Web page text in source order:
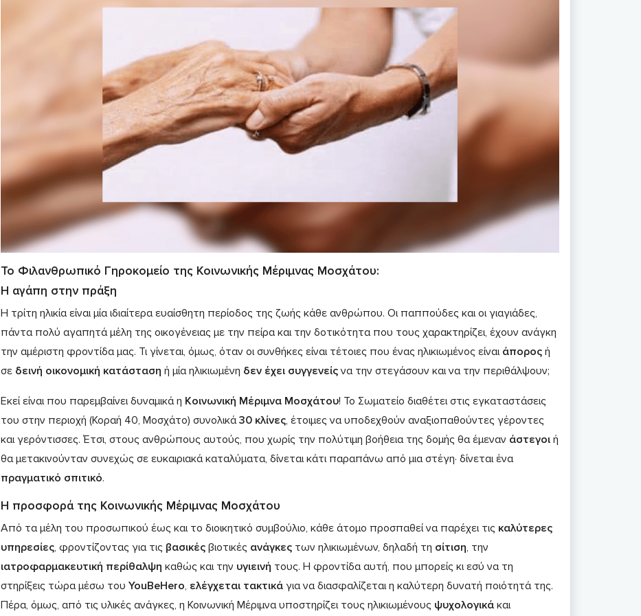
Το Φιλανθρωπικό Γηροκομείο της Κοινωνικής Μέριμνας Μοσχάτου:
H αγάπη στην πράξη
Η τρίτη ηλικία είναι μία ιδιαίτερα ευαίσθητη περίοδος της ζωής κάθε ανθρώπου. Οι παππούδες και οι γιαγιάδες,
πάντα πολύ αγαπητά μέλη της οικογένειας με την πείρα και την δοτικότητα που τους χαρακτηρίζει, έχουν ανάγκη
την αμέριστη φροντίδα μας. Τι γίνεται, όμως, όταν οι συνθήκες είναι τέτοιες που ένας ηλικιωμένος είναι άποροςή
σε δεινή οικονομική κατάσταση ή μία ηλικιωμένη δεν έχει συγγενείςνα την στεγάσουν και να την περιθάλψουν;
Εκεί είναι που παρεμβαίνει δυναμικά η Κοινωνική Μέριμνα Μοσχάτου! Το Σωματείο διαθέτει στις εγκαταστάσεις
του στην περιοχή (Κοραή 40, Μοσχάτο) συνολικά30 κλίνες, έτοιμες να υποδεχθούν αναξιοπαθούντες γέροντες
και γερόντισσες. Έτσι, στους ανθρώπους αυτούς, που χωρίς την πολύτιμη βοήθεια της δομής θα έμεναν άστεγοιή
θα μετακινούνταν συνεχώς σε ευκαιριακά καταλύματα, δίνεται κάτι παραπάνω από μια στέγη· δίνεται ένα
πραγματικό σπιτικό.
Η προσφορά της Κοινωνικής Μέριμνας Μοσχάτου
Από τα μέλη του προσωπικού έως και το διοικητικό συμβούλιο, κάθε άτομο προσπαθεί να παρέχει τις καλύτερες
υπηρεσίες, φροντίζοντας για τις βασικέςβιοτικές ανάγκεςτων ηλικιωμένων, δηλαδή τη σίτιση, την
ιατροφαρμακευτική περίθαλψη καθώς και την υγιεινή τους. Η φροντίδα αυτή, που μπορείς κι εσύ να τη
στηρίξεις τώρα μέσω του YouBeHero, ελέγχεται τακτικάγια να διασφαλίζεται η καλύτερη δυνατή ποιότητά της.
Πέρα, όμως, από τις υλικές ανάγκες, η Κοινωνική Μέριμνα υποστηρίζει τους ηλικιωμένους ψυχολογικάκαι